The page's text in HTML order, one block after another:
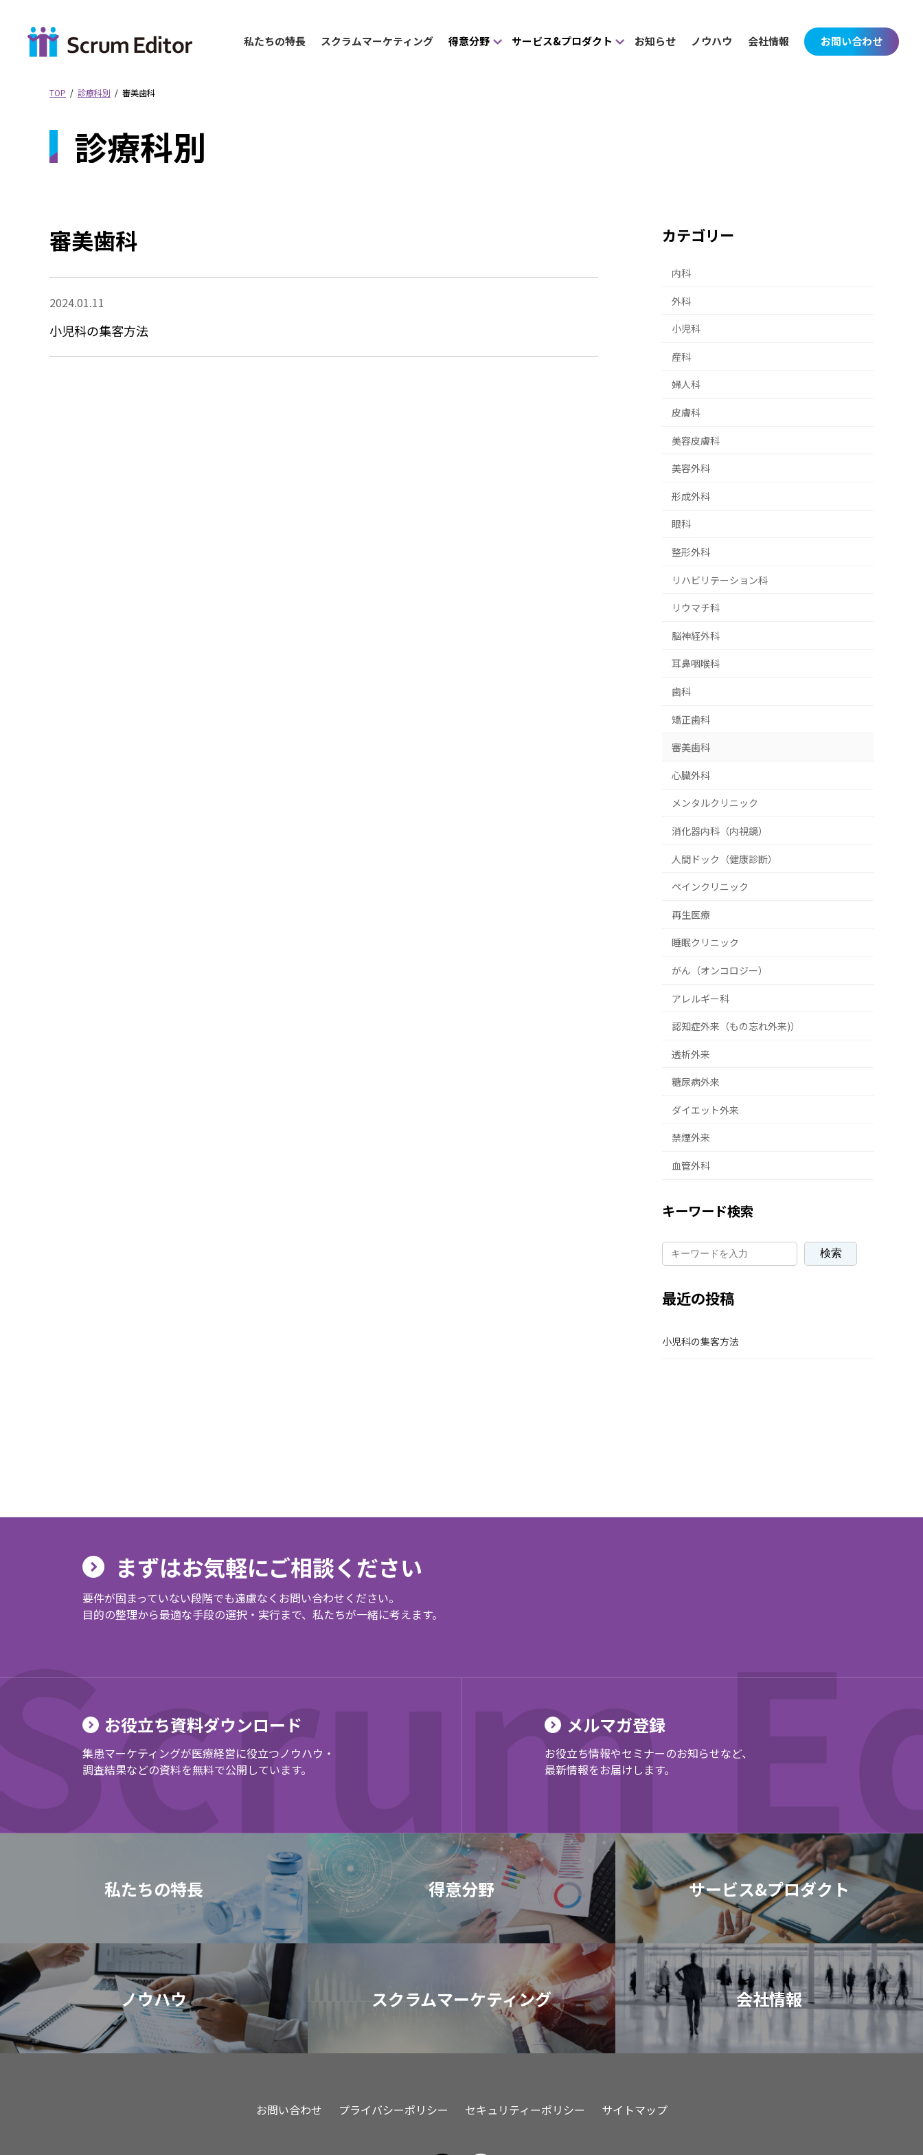
私たちの特⻑ スクラムマーケティング 得意分野 サービス&プロダクト お知らせ ノウハウ 会社情報 お問い合わせ
TOP 診療科別 審美歯科
診療科別
審美歯科
2024.01.11
小児科の集客方法
カテゴリー
内科
外科
小児科
産科
婦人科
皮膚科
美容皮膚科
美容外科
形成外科
眼科
整形外科
リハビリテーション科
リウマチ科
脳神経外科
耳鼻咽喉科
歯科
矯正歯科
審美歯科
心臓外科
メンタルクリニック
消化器内科（内視鏡）
人間ドック（健康診断）
ペインクリニック
再生医療
睡眠クリニック
がん（オンコロジー）
アレルギー科
認知症外来（もの忘れ外来)）
透析外来
糖尿病外来
ダイエット外来
禁煙外来
血管外科
キーワード検索
検索
最近の投稿
小児科の集客方法
まずはお気軽にご相談ください
要件が固まっていない段階でも遠慮なくお問い合わせください。
目的の整理から最適な手段の選択・実行まで、私たちが一緒に考えます。
お役立ち資料ダウンロード
集患マーケティングが医療経営に役立つノウハウ・
調査結果などの資料を無料で公開しています。
メルマガ登録
お役立ち情報やセミナーのお知らせなど、
最新情報をお届けします。
私たちの特⻑ 得意分野 サービス&プロダクト
ノウハウ スクラムマーケティング 会社情報
お問い合わせ プライバシーポリシー セキュリティーポリシー サイトマップ